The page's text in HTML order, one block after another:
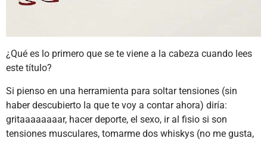
¿Qué es lo primero que se te viene a la cabeza cuando lees
este título?
Si pienso en una herramienta para soltar tensiones (sin
haber descubierto la que te voy a contar ahora) diría:
gritaaaaaaaar, hacer deporte, el sexo, ir al fisio si son
tensiones musculares, tomarme dos whiskys (no me gusta,